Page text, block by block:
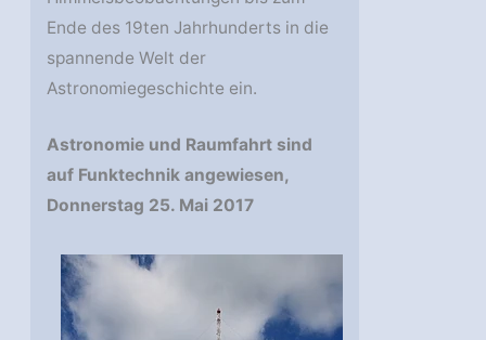
Ende des 19ten Jahrhunderts in die
spannende Welt der
Astronomiegeschichte ein.
Astronomie und Raumfahrt sind
auf Funktechnik angewiesen,
Donnerstag 25. Mai 2017